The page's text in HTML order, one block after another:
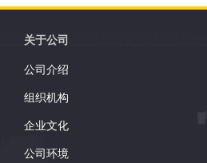
关于公司
公司介绍
组织机构
企业文化
公司环境